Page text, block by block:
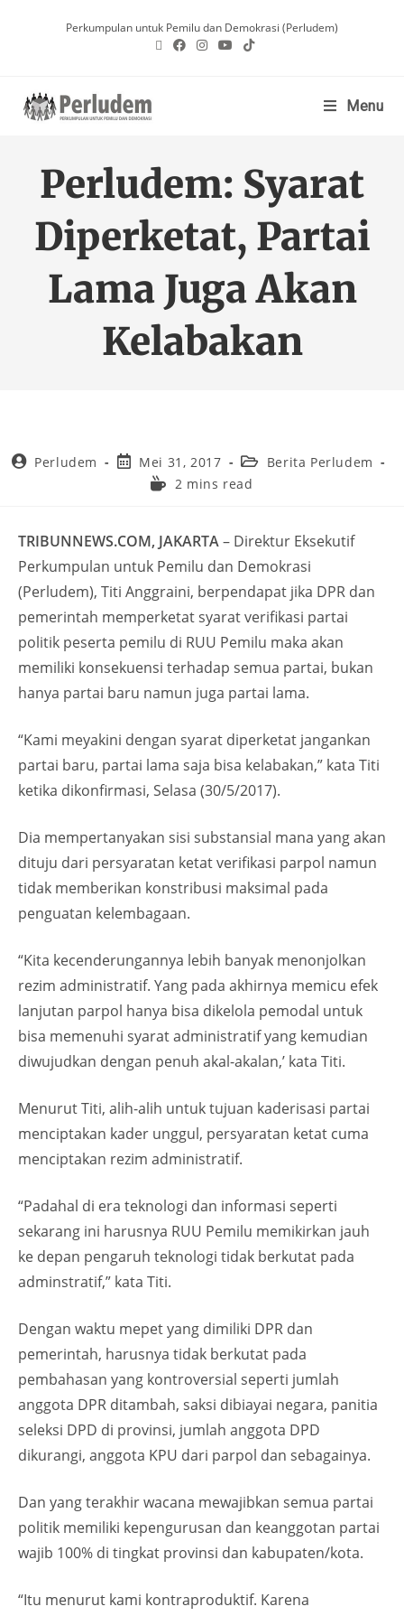
Perkumpulan untuk Pemilu dan Demokrasi (Perludem)
Menu
Perludem: Syarat
Diperketat, Partai
Lama Juga Akan
Kelabakan
Perludem Mei 31, 2017
Berita Perludem
2 mins read
TRIBUNNEWS.COM, JAKARTA– Direktur Eksekutif
Perkumpulan untuk Pemilu dan Demokrasi
(Perludem), Titi Anggraini, berpendapat jika DPR dan
pemerintah memperketat syarat verifikasi partai
politik peserta pemilu di RUU Pemilu maka akan
memiliki konsekuensi terhadap semua partai, bukan
hanya partai baru namun juga partai lama.
“Kami meyakini dengan syarat diperketat jangankan
partai baru, partai lama saja bisa kelabakan,” kata Titi
ketika dikonfirmasi, Selasa (30/5/2017).
Dia mempertanyakan sisi substansial mana yang akan
dituju dari persyaratan ketat verifikasi parpol namun
tidak memberikan konstribusi maksimal pada
penguatan kelembagaan.
“Kita kecenderungannya lebih banyak menonjolkan
rezim administratif. Yang pada akhirnya memicu efek
lanjutan parpol hanya bisa dikelola pemodal untuk
bisa memenuhi syarat administratif yang kemudian
diwujudkan dengan penuh akal-akalan,’ kata Titi.
Menurut Titi, alih-alih untuk tujuan kaderisasi partai
menciptakan kader unggul, persyaratan ketat cuma
menciptakan rezim administratif.
“Padahal di era teknologi dan informasi seperti
sekarang ini harusnya RUU Pemilu memikirkan jauh
ke depan pengaruh teknologi tidak berkutat pada
adminstratif,” kata Titi.
Dengan waktu mepet yang dimiliki DPR dan
pemerintah, harusnya tidak berkutat pada
pembahasan yang kontroversial seperti jumlah
anggota DPR ditambah, saksi dibiayai negara, panitia
seleksi DPD di provinsi, jumlah anggota DPD
dikurangi, anggota KPU dari parpol dan sebagainya.
Dan yang terakhir wacana mewajibkan semua partai
politik memiliki kepengurusan dan keanggotan partai
wajib 100% di tingkat provinsi dan kabupaten/kota.
“Itu menurut kami kontraproduktif. Karena